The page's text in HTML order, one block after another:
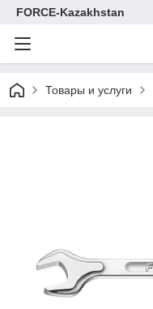
FORCE-Kazakhstan
Товары и услуги